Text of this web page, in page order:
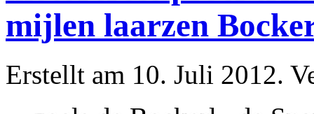
mijlen laarzen
Erstellt am 10. Juli 2012.